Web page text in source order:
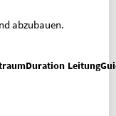
abzubauen.
Duration Leitung